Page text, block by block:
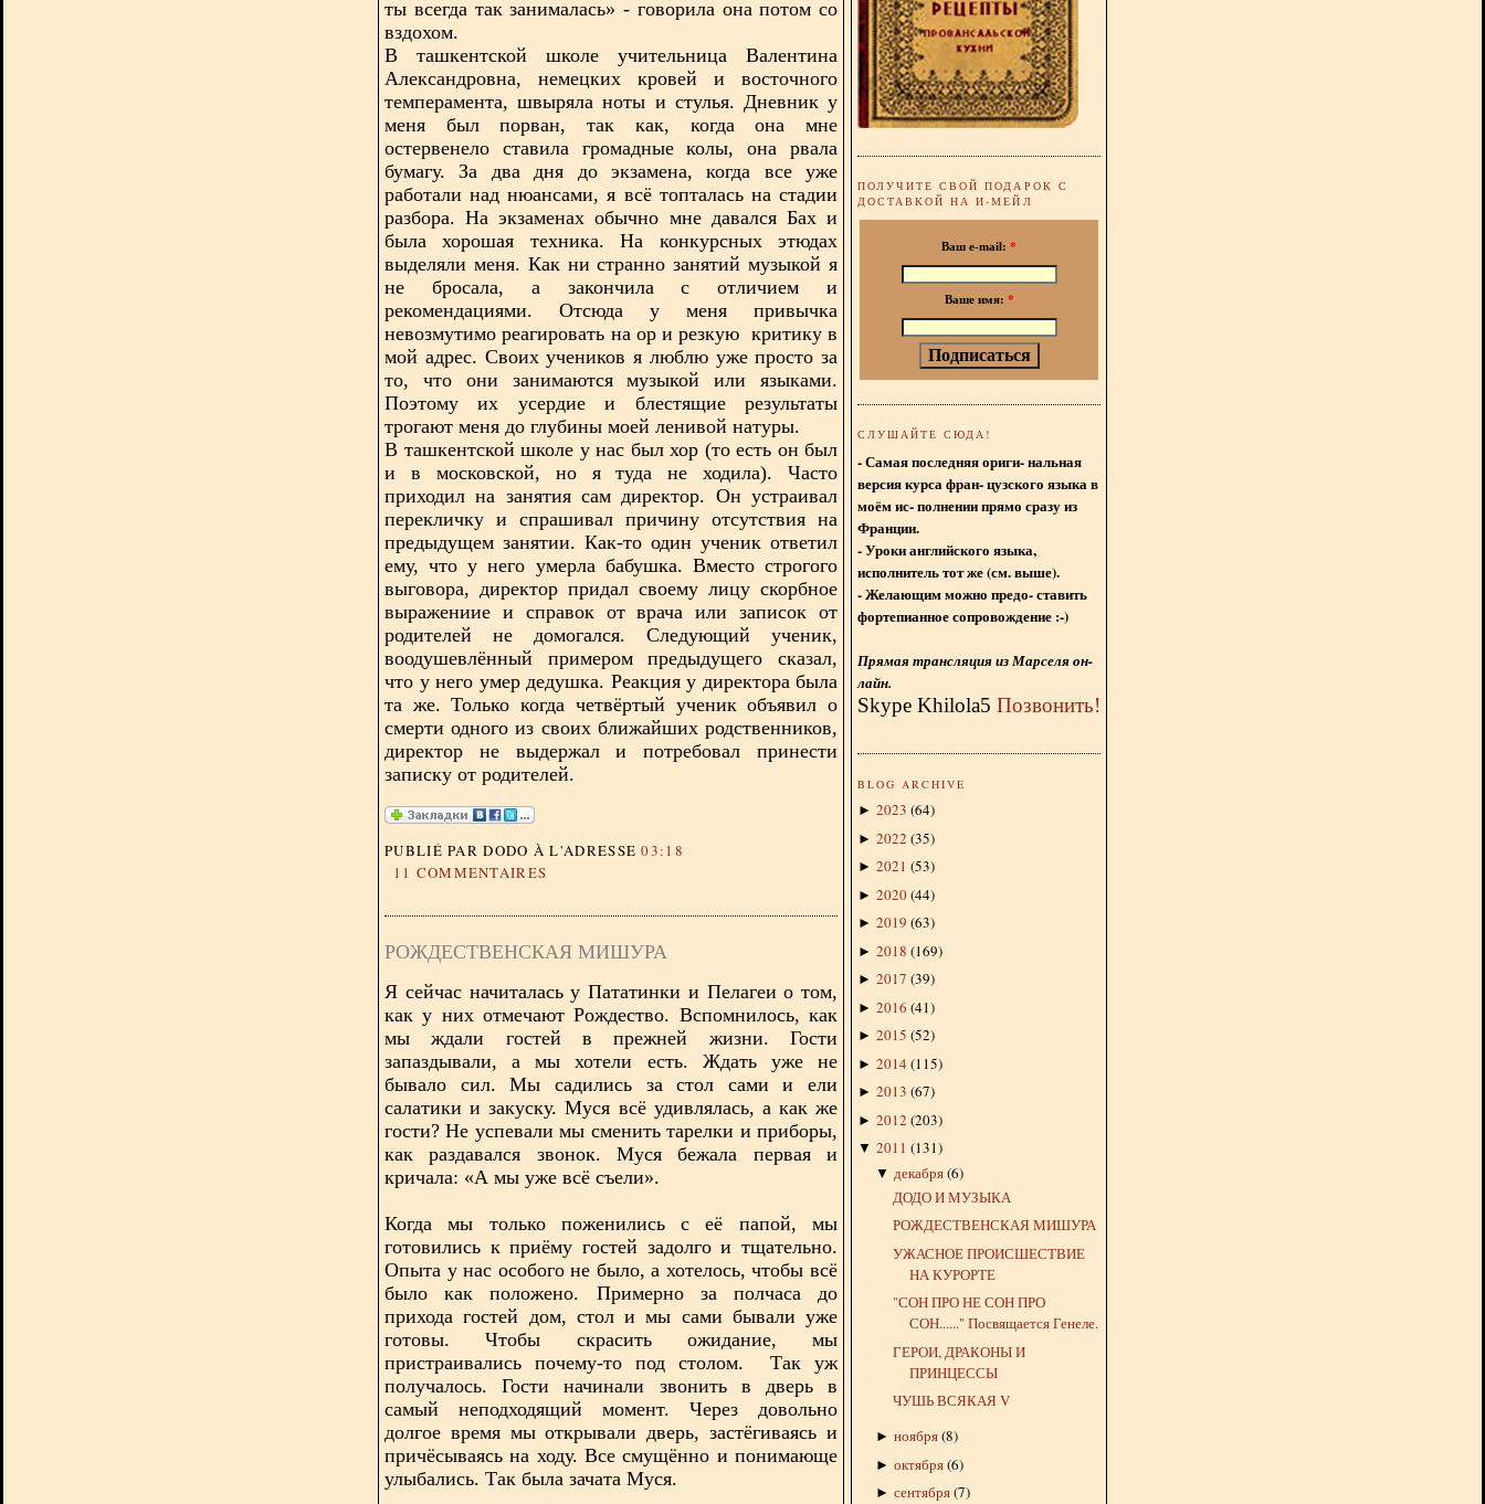
ты всегда так занималась» - говорила она потом со
вздохом.
В ташкентской школе учительница Валентина
Александровна, немецких кровей и восточного
темперамента, швыряла ноты и стулья. Дневник у
меня был порван, так как, когда она мне
остервенело ставила громадные колы, она рвала
бумагу. За два дня до экзамена, когда все уже
работали над нюансами, я всё топталась на стадии
разбора. На экзаменах обычно мне давался Бах и
была хорошая техника. На конкурсных этюдах
выделяли меня. Как ни странно занятий музыкой я
не бросала, а закончила с отличием и
рекомендациями. Отсюда у меня привычка
невозмутимо реагировать на ор и резкую критику в
мой адрес. Своих учеников я люблю уже просто за
то, что они занимаются музыкой или языками.
Поэтому их усердие и блестящие результаты
трогают меня до глубины моей ленивой натуры.
В ташкентской школе у нас был хор (то есть он был
и в московской, но я туда не ходила). Часто
приходил на занятия сам директор. Он устраивал
перекличку и спрашивал причину отсутствия на
предыдущем занятии. Как-то один ученик ответил
ему, что у него умерла бабушка. Вместо строгого
выговора, директор придал своему лицу скорбное
выражениие и справок от врача или записок от
родителей не домогался. Следующий ученик,
воодушевлённый примером предыдущего сказал,
что у него умер дедушка. Реакция у директора была
та же. Только когда четвёртый ученик объявил о
смерти одного из своих ближайших родственников,
директор не выдержал и потребовал принести
записку от родителей.
PUBLIÉ PAR DODO À L'ADRESSE03:18
11 COMMENTAIRES
РОЖДЕСТВЕНСКАЯ МИШУРА
Я сейчас начиталась у Пататинки и Пелагеи о том,
как у них отмечают Рождество. Вспомнилось, как
мы ждали гостей в прежней жизни. Гости
запаздывали, а мы хотели есть. Ждать уже не
бывало сил. Мы садились за стол сами и ели
салатики и закуску. Муся всё удивлялась, а как же
гости? Не успевали мы сменить тарелки и приборы,
как раздавался звонок. Муся бежала первая и
кричала: «А мы уже всё съели».
Когда мы только поженились с её папой, мы
готовились к приёму гостей задолго и тщательно.
Опыта у нас особого не было, а хотелось, чтобы всё
было как положено. Примерно за полчаса до
прихода гостей дом, стол и мы сами бывали уже
готовы. Чтобы скрасить ожидание, мы
пристраивались почему-то под столом. Так уж
получалось. Гости начинали звонить в дверь в
самый неподходящий момент. Через довольно
долгое время мы открывали дверь, застёгиваясь и
причёсываясь на ходу. Все смущённо и понимающе
улыбались. Так была зачата Муся.
ПОЛУЧИТЕ СВОЙ ПОДАРОК С
ДОСТАВКОЙ НА И-МЕЙЛ
Ваш e-mail: *
Ваше имя: *
СЛУШАЙТЕ СЮДА!
- Самая последняя ориги- нальная
версия курса фран- цузского языка в
моём ис- полнении прямо сразу из
Франции.
- Уроки английского языка,
исполнитель тот же (см. выше).
- Желающим можно предо- ставить
фортепианное сопровождение :-)
Прямая трансляция из Марселя он-
лайн.
Skype Khilola5 Позвонить!
BLOG ARCHIVE
► 2023 (64)
► 2022 (35)
► 2021 (53)
► 2020(44)
► 2019 (63)
► 2018 (169)
► 2017 (39)
► 2016 (41)
► 2015 (52)
► 2014 (115)
► 2013 (67)
► 2012 (203)
▼ 2011 (131)
▼ декабря(6)
ДОДО И МУЗЫКА
РОЖДЕСТВЕНСКАЯ МИШУРА
УЖАСНОЕ ПРОИСШЕСТВИЕ
НА КУРОРТЕ
"СОН ПРО НЕ СОН ПРО
СОН......" Посвящается Генеле.
ГЕРОИ, ДРАКОНЫ И
ПРИНЦЕССЫ
ЧУШЬ ВСЯКАЯ V
► ноября(8)
► октября(6)
► сентября(7)